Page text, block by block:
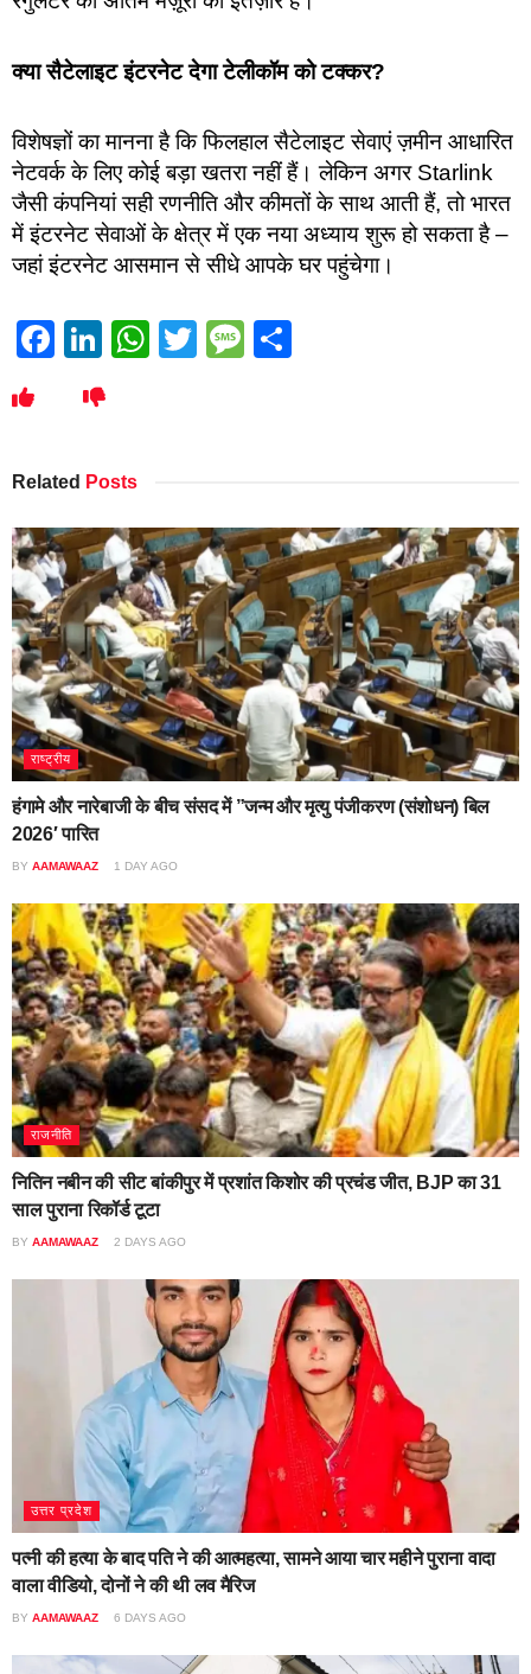
क्या सैटेलाइट इंटरनेट देगा टेलीकॉम को टक्कर?
विशेषज्ञों का मानना है कि फिलहाल सैटेलाइट सेवाएं ज़मीन आधारित
नेटवर्क के लिए कोई बड़ा खतरा नहीं हैं। लेकिन अगर Starlink
जैसी कंपनियां सही रणनीति और कीमतों के साथ आती हैं, तो भारत
में इंटरनेट सेवाओं के क्षेत्र में एक नया अध्याय शुरू हो सकता है –
जहां इंटरनेट आसमान से सीधे आपके घर पहुंचेगा।
Facebook
LinkedIn
WhatsApp
TwitterMessage
Related Posts
राष्ट्रीय
हंगामे और नारेबाजी के बीच संसद में ”जन्म और मृत्यु पंजीकरण (संशोधन) बिल
2026′ पारित
BY AAMAWAAZ 1 DAY AGO
राजनीति
नितिन नबीन की सीट बांकीपुर में प्रशांत किशोर की प्रचंड जीत, BJP का 31
साल पुराना रिकॉर्ड टूटा
BY AAMAWAAZ 2 DAYS AGO
उत्तर प्रदेश
पत्नी की हत्या के बाद पति ने की आत्महत्या, सामने आया चार महीने पुराना वादा
वाला वीडियो, दोनों ने की थी लव मैरिज
BY AAMAWAAZ 6 DAYS AGO